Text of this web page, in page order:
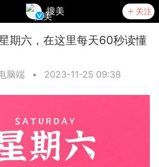
搜美 关注
期六，在这里每天60秒读懂
脑端 • 2023-11-25 09:38